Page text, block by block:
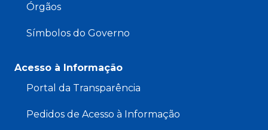
Órgãos
Símbolos do Governo
Acesso à Informação
Portal da Transparência
Pedidos de Acesso à Informação